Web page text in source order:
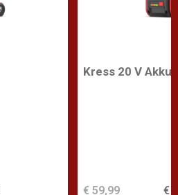
Kress 20 V Akku
€
€ 59,99